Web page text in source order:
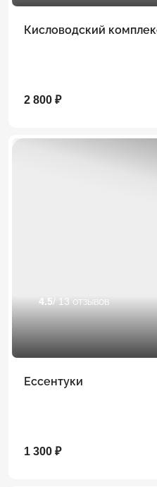
Кисловодский
2 800 ₽
4.5/ 13 отзывов
Ессентуки
1 300 ₽